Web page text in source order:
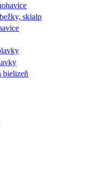
skialp
bielizeň